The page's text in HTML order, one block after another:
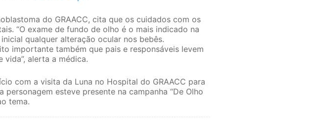
do GRAACC, cita que os cuidados com os
“O exame de fundo de olho é o mais indicado na
qualquer alteração ocular nos bebês.
importante também que pais e responsáveis levem
alerta a médica.
com a visita da Luna no Hospital do GRAACC para
esteve presente na campanha “De Olho
tema.